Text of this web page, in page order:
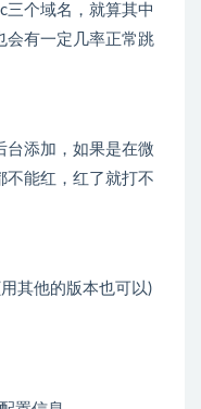
三个域名，就算其中
会有一定几率正常跳
台添加，如果是在微
不能红，红了就打不
其他的版本也可以)